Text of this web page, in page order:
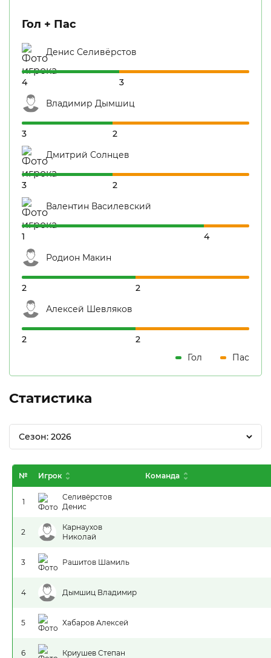
Гол + Пас
Денис Селивёрстов
4
3
Владимир Дымшиц
3
2
Дмитрий Солнцев
3
2
Валентин Василевский
1
4
Родион Макин
2
2
Алексей Шевляков
2
2
Гол
Пас
Статистика
Сезон: 2026
№ Игрок Команда
1
Селивёрстов
Денис
2
Карнаухов
Николай
3 Рашитов Шамиль
4 Дымшиц Владимир
5 Хабаров Алексей
6 Криушев Степан